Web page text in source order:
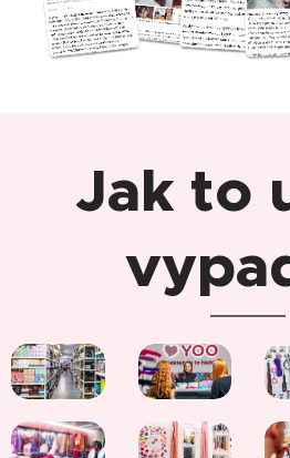
Jak to